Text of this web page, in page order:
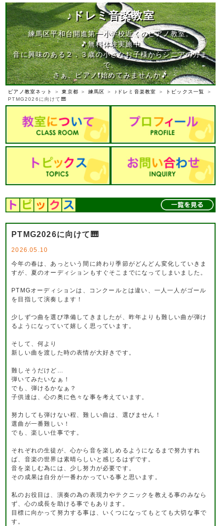
♪ドレミ音楽教室
練馬区平和台開進第一小学校近くのピアノ教室。
🎵無料体験実施中
音に興味のある２．３歳の小さなお子様からシニアの方ま
で、
さぁ、ピアノ❗️始めてみませんか🎵
ピアノ教室ネット ＞東京都 ＞ 練馬区 ＞ ♪ドレミ音楽教室 ＞ トピックス一覧
＞
PTMG2026に向けて🎹
PTMG2026に向けて🎹
2026.05.10
今年の春は、あっという間に終わり季節がどんどん変化していきま
すが、夏のオーディションもすぐそこまでになってしまいました。
PTMGオーディションは、コンクールとは違い、一人一人がゴール
を目指して演奏します！
少しずつ曲を選び準備してきましたが、昨年よりも難しい曲が弾け
るようになっていて嬉しく思っています。
そして、何より
新しい曲を渡した時の表情が大好きです。
難しそうだけど…
弾いてみたいなぁ！
でも、弾けるかなぁ？
子供達は、心の奥に色々な事を考えています。
努力しても弾けない程、難しい曲は、選びません！
選曲が一番難しい！
でも、楽しい仕事です。
それぞれの生徒が、心から音を楽しめるようになるまで努力すれ
ば、音楽の世界は素晴らしいと感じるはずです。
音を楽しむ為には、少し努力が必要です。
その成果は自分が一番わかっている事と思います。
私のお役目は、演奏の為の表現力やテクニックを教える事のみなら
ず、心の成長を助ける事でもあります。
目標に向かって努力する事は、いくつになってもとても大切な事で
す。